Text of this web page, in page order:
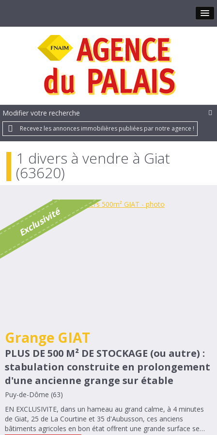
Modifier votre recherche
Recevez les annonces immobilières publiées par notre agence !
1 divers à vendre à Giat
(63620)
E
x
c
l
u
s
i
v
i
t
é
Grange GIAT
PLUS DE 500 M² DE STOCKAGE (ou autre) :
stabulation construite en prolongement
d'une ancienne grange sur étable
Puy-de-Dôme (63)
EN EXCLUSIVITE, dans un hameau au grand calme, à 4 minutes
de Giat, 25 de La Courtine et 35 d'Aubusson, ces anciens
bâtiments agricoles en bon état offrent une grande surface se